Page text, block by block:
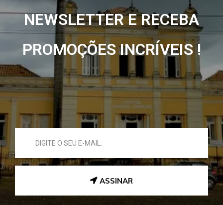
NEWSLETTER E RECEBA
PROMOÇÕES INCRÍVEIS !
ASSINAR